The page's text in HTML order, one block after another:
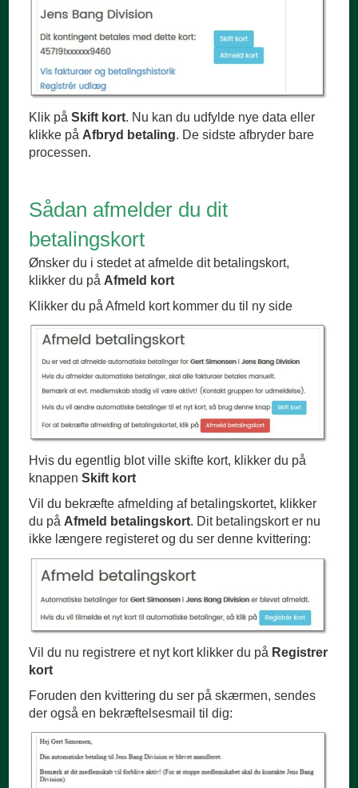
Klik påSkift kort. Nu kan du udfylde nye data eller
klikke på Afbryd betaling. De sidste afbryder bare
processen.
Sådan afmelder du dit
betalingskort
Ønsker du i stedet at afmelde dit betalingskort,
klikker du på Afmeld kort
Klikker du på Afmeld kort kommer du til ny side
Hvis du egentlig blot ville skifte kort, klikker du på
knappenSkift kort
Vil du bekræfte afmelding af betalingskortet, klikker
du på Afmeld betalingskort. Dit betalingskort er nu
ikke længere registeret og du ser denne kvittering:
Vil du nu registrere et nyt kort klikker du på Registrer
kort
Foruden den kvittering du ser på skærmen, sendes
der også en bekræftelsesmail til dig: